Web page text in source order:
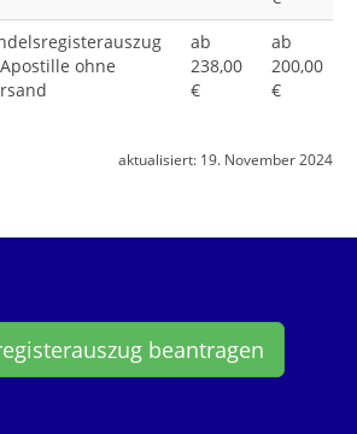
ohne
ab
238,00
€
ab
200,00
€
aktualisiert: 19. November 2024
beantragen